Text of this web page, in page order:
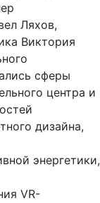
Ляхов,
Виктория
сферы
центра и
дизайна,
энергетики,
VR-